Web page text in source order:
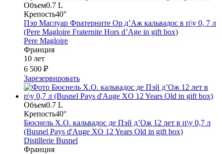
Объем0.7 L
Крепость40°
Пэр Маглуар Фратерните Ор д’Аж кальвадос в п\у 0, 7 л
(Pere Magloire Fraternite Hors d’Age in gift box)
Pere Magloire
Франция
10 лет
6 500 ₽
Зарезервировать
Объем0.7 L
Крепость40°
Бюснель X.O. кальвадос де Пэй д’Ож 12 лет в п\у 0,7 л
(Busnel Pays d'Auge XO 12 Years Old in gift box)
Distillerie Busnel
Франция